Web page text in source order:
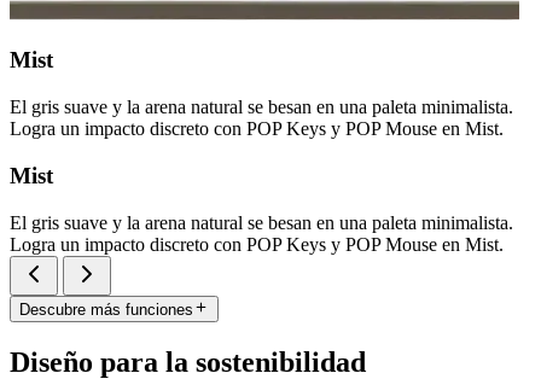
Mist
El gris suave y la arena natural se besan en una paleta minimalista.
Logra un impacto discreto con POP Keys y POP Mouse en Mist.
Mist
El gris suave y la arena natural se besan en una paleta minimalista.
Logra un impacto discreto con POP Keys y POP Mouse en Mist.
Descubre más funciones
Diseño para la sostenibilidad